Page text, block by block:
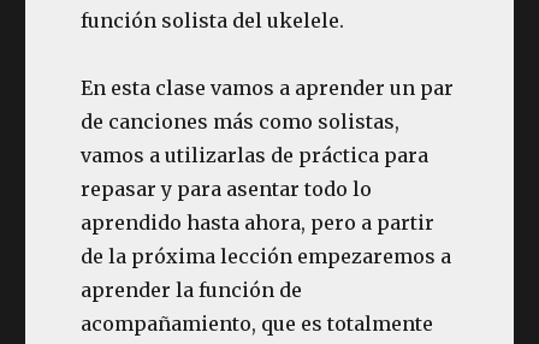
función solista del ukelele.
En esta clase vamos a aprender un par
de canciones más como solistas,
vamos a utilizarlas de práctica para
repasar y para asentar todo lo
aprendido hasta ahora, pero a partir
de la próxima lección empezaremos a
aprender la función de
acompañamiento, que es totalmente